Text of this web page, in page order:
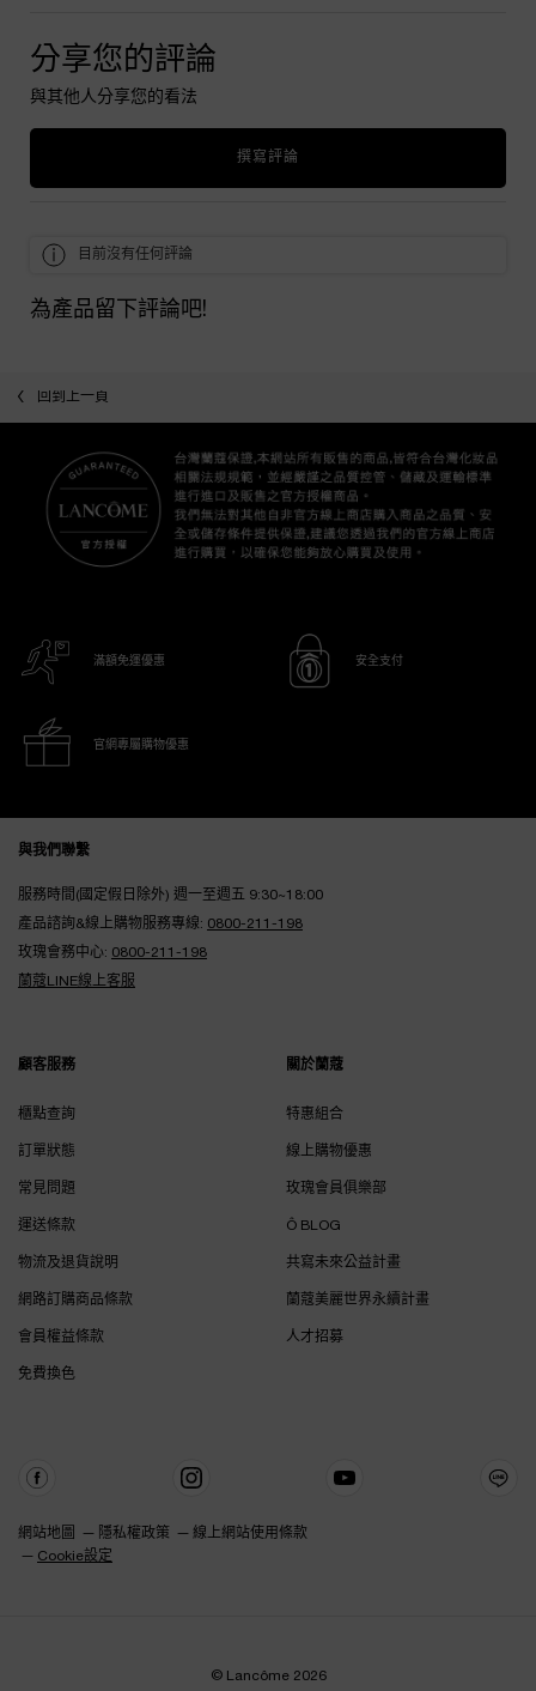
分享您的評論
與其他人分享您的看法
撰寫評論
目前沒有任何評論
為產品留下評論吧!
回到上一頁
滿額免運優惠 安全支付
官網專屬購物優惠
與我們聯繫
服務時間(國定假日除外) 週一至週五 9:30~18:00
產品諮詢&線上購物服務專線: 0800-211-198
玫瑰會務中心: 0800-211-198
蘭蔻LINE線上客服
顧客服務
櫃點查詢
訂單狀態
常見問題
運送條款
物流及退貨說明
網路訂購商品條款
會員權益條款
免費換色
關於蘭蔻
特惠組合
線上購物優惠
玫瑰會員俱樂部
Ô BLOG
共寫未來公益計畫
蘭蔻美麗世界永續計畫
人才招募
網站地圖 隱私權政策
線上網站使用條款
Cookie設定
© Lancôme 2026